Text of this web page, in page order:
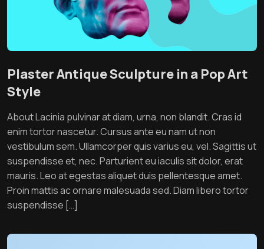
Plaster Antique Sculpture in a Pop Art
Style
About Lacinia pulvinar at diam, urna, non blandit. Cras id
enim tortor nascetur. Cursus ante eu nam ut non
vestibulum sem. Ullamcorper quis varius eu, vel. Sagittis ut
suspendisse et, nec. Parturient eu iaculis sit dolor, erat
mauris. Leo at egestas aliquet duis pellentesque amet.
Proin mattis ac ornare malesuada sed. Diam libero tortor
suspendisse […]